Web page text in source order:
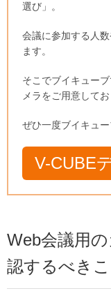
選び」。
会議に参加する人
ます。
そこでブイキュー
メラをご用意してお
ぜひ一度ブイキュー
V-CUBE
Web会議用
認するべきこ